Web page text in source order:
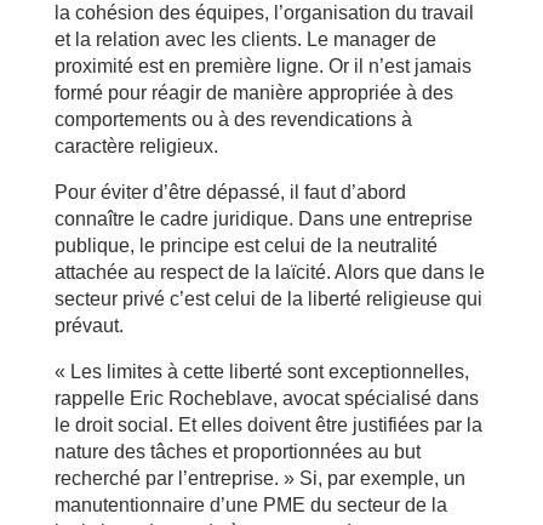
la cohésion des équipes, l’organisation du travail
et la relation avec les clients. Le manager de
proximité est en première ligne. Or il n’est jamais
formé pour réagir de manière appropriée à des
comportements ou à des revendications à
caractère religieux.
Pour éviter d’être dépassé, il faut d’abord
connaître le cadre juridique. Dans une entreprise
publique, le principe est celui de la neutralité
attachée au respect de la laïcité. Alors que dans le
secteur privé c’est celui de la liberté religieuse qui
prévaut.
« Les limites à cette liberté sont exceptionnelles,
rappelle Eric Rocheblave, avocat spécialisé dans
le droit social. Et elles doivent être justifiées par la
nature des tâches et proportionnées au but
recherché par l’entreprise. » Si, par exemple, un
manutentionnaire d’une PME du secteur de la